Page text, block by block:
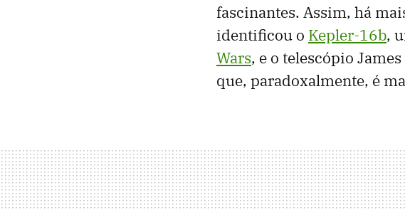
fascinantes. Assim, há
identificou o Kepler-16b,
Wars, e o telescópio
que, paradoxalmente, é